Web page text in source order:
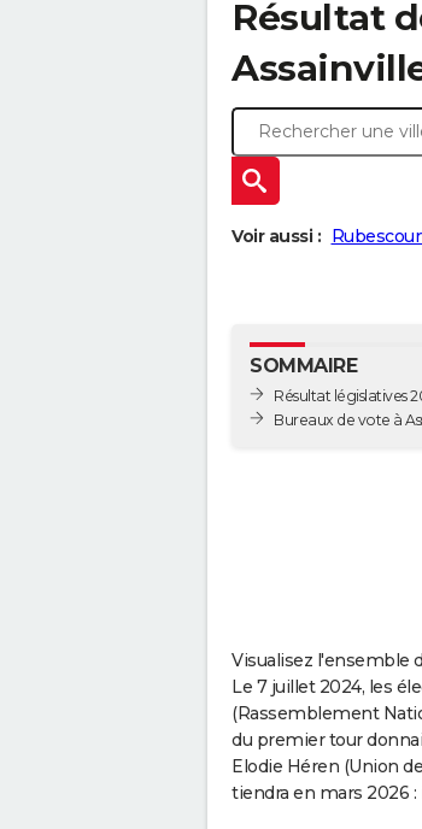
Résultat
Voir aussi :
SOMMAIRE
Résultat législatives
Bureaux
Visualisez l'ensemble
Le 7 juillet 2024, les
(Rassemblement
du premier tour
Elodie Héren (Union
tiendra en mars 2026 :